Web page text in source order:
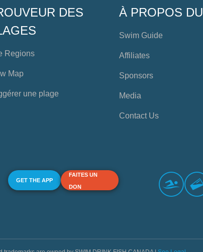
DES
Regions
Map
une plage
À PROPOS
Swim Guide
Affiliates
Sponsors
Media
Contact Us
GET THE APP
FAITES UN
DON